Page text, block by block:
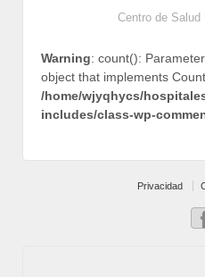
Centro de Salud
Warning: count():
object that implements
/home/wjyqhycs/
includes/class-wp-
Privacidad